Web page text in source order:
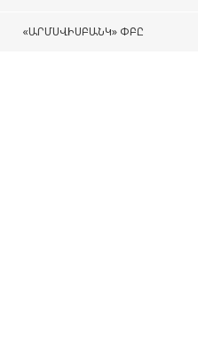
«ԱՐՄՍՎԻՍԲԱՆԿ» ՓԲԸ